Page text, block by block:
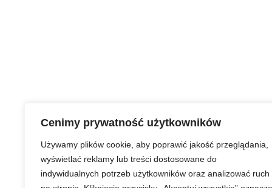
Cenimy prywatność użytkowników
Używamy plików cookie, aby poprawić jakość przeglądania,
wyświetlać reklamy lub treści dostosowane do
indywidualnych potrzeb użytkowników oraz analizować ruch